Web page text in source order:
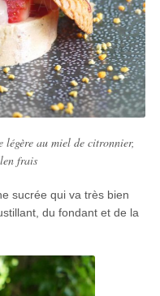
légère au miel de citronnier,
frais
sucrée qui va très bien
du fondant et de la